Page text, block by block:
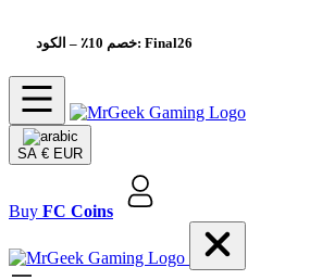
خصم 10٪– الكود: Final26
SA € EUR
Buy FC Coins